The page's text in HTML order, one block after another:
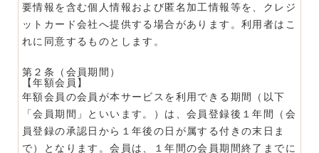
要情報を含む個人情報および匿名加工情報等を、クレジ
ットカード会社へ提供する場合があります。利用者はこ
れに同意するものとします。
第２条（会員期間）
【年額会員】
年額会員の会員が本サービスを利用できる期間（以下
「会員期間」といいます。）は、会員登録後１年間（会
員登録の承認日から１年後の日が属する付きの末日ま
で）となります。会員は、１年間の会員期間終了までに